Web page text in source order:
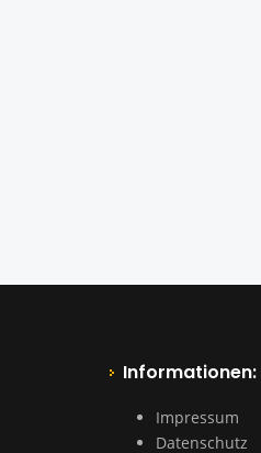
Informationen:
Impressum
Datenschutz